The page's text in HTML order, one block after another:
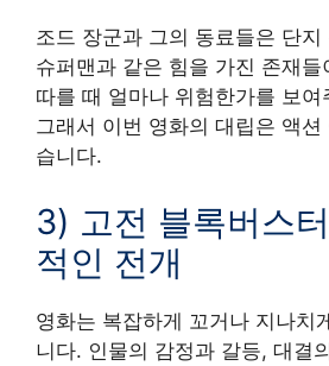
조드 장군과 그의 동료들은 단
슈퍼맨과 같은 힘을 가진 존재들
따를 때 얼마나 위험한가를 보여
그래서 이번 영화의 대립은 액
습니다.
3) 고전 블록버스
적인 전개
영화는 복잡하게 꼬거나 지나치
니다. 인물의 감정과 갈등, 대결